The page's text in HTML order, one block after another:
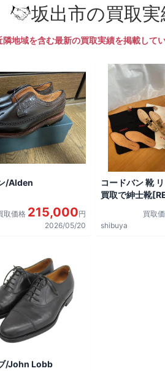
坂出市の買取実
隣地域を含む最新の買取実績を掲載して
/Alden
取価格 215,000円
2026/05/20
コードバン 靴
買取で紳士靴
買取
shibuya
/John Lobb